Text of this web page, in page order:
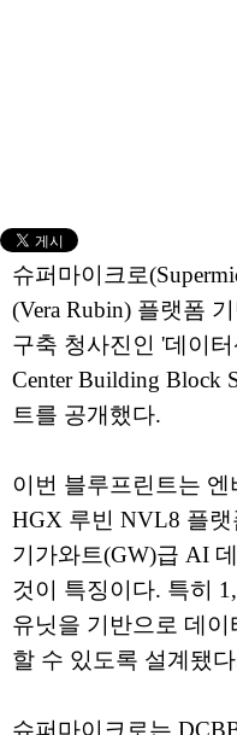
슈퍼마이크로
(Vera Rubin) 플랫폼
구축 청사진인 '데이
Center Building Block
트를 공개했다.
이번 블루프린트는
HGX 루빈 NVL8 플
기가와트(GW)급 AI
것이 특징이다. 특히
유닛을 기반으로 데
할 수 있도록 설계됐
슈퍼마이크로는